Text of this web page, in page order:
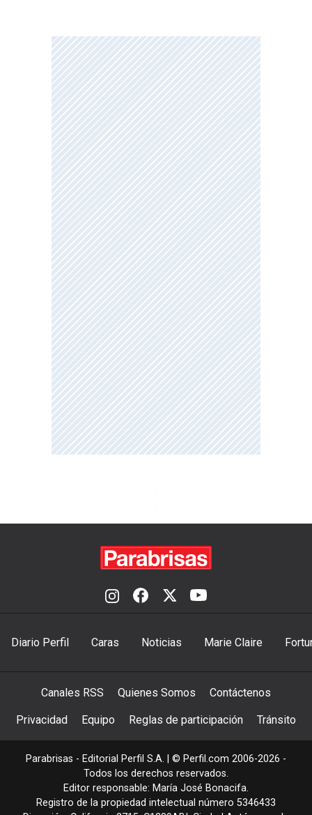
Diario Perfil Caras Noticias Marie Claire
Canales RSS Quienes Somos Contáctenos
Privacidad Equipo Reglas de participación Tránsito
Parabrisas - Editorial Perfil S.A. | © Perfil.com 2006-2026 -
Todos los derechos reservados.
Editor responsable: María José Bonacifa.
Registro de la propiedad intelectual número 5346433